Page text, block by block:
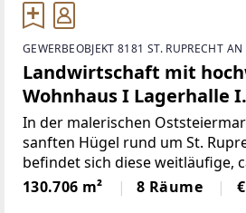
GEWERBEOBJEKT 8181 ST. RUPRECHT
Landwirtschaft mit
Wohnhaus I Lagerhalle I
Wirtschaftsgebäude
In der malerischen
sanften Hügel rund um St.
befindet sich diese weitläufige,
landwirtschaftliche Liegenschaft
Nutzungspotenzial. Die
130.706 m² 8 Räume